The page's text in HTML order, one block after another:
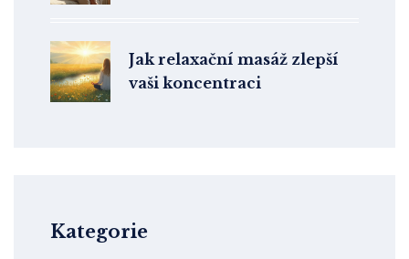
Jak relaxační masáž zlepší
vaši koncentraci
Kategorie